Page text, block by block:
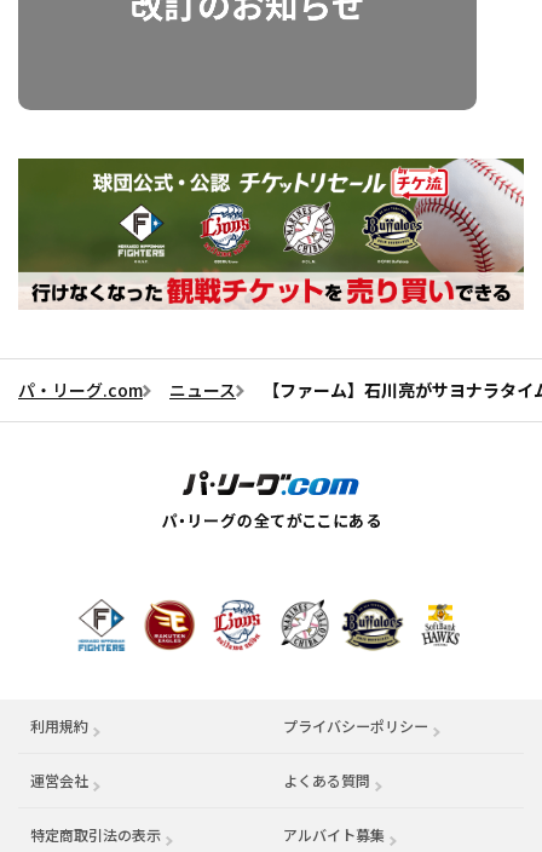
パ・リーグ.com ニュース 【ファーム】石川亮がサヨナラタ
利用規約 プライバシーポリシー
運営会社 （別ウィンドウで開く） よくある質問
特定商取引法の表示 アルバイト募集 （別ウィンドウで開く